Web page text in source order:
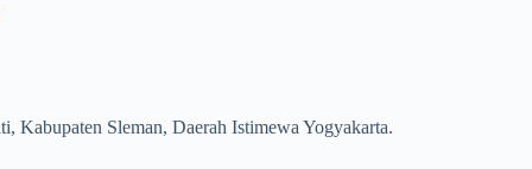
Sleman, Daerah Istimewa Yogyakarta.